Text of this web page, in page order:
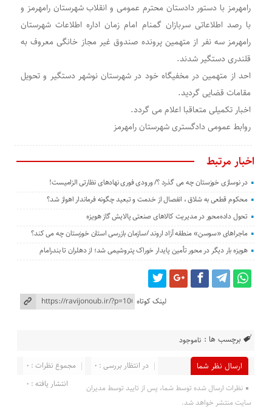
رامهرمز با دستور دادستان محترم عمومی و انقلاب شهرستان رامهرمز و
با رصد اطلاعاتی سربازان گمنام امام زمان اداره اطلاعات شهرستان
رامهرمز سه نفر از متهمین پرونده صندوق غیر مجاز خانگی معروف به
قلندری دستگیر شدند.
احد از متهمین در مخفیگاه خود در شهرستان نوشهر دستگیر و تحویل
مقامات قضایی گردید.
اخبار تکمیلی متعاقبا اعلام می گردد.
روابط عمومی دادگستری شهرستان رامهرمز
اخبار مرتبط
در نوسازی خوزستان چه می گذرد ؟/ ورودی فوری نهادهای نظارتی الزامیست!
محکوم قطعی به شلاق ، انفصال از خدمت و تبعید چگونه فرماندار اهواز شد؟
تحول داده‌محور در مدیریت کالاهای صنعتی پالایش گاز هویزه
ماجراهای «سوسن» منطقه آزاد اروند /سازمان بازرسی استان خوزستان چه می کند؟
هویزه بار دیگر در محور تأمین پایدار خوراک پتروشیمی شد؛ از دهلران تا بندرامام
لینک کوتاه
برچسب ها : ناموجود
ارسال نظر شما مجموع نظرات : 0
در انتظار بررسی : 0
انتشار یافته : 0
نظرات ارسال شده توسط شما، پس از تایید توسط مدیران
سایت منتشر خواهد شد.